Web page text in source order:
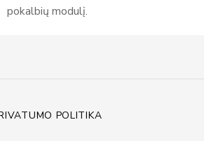
pokalbių modulį.
POLITIKA